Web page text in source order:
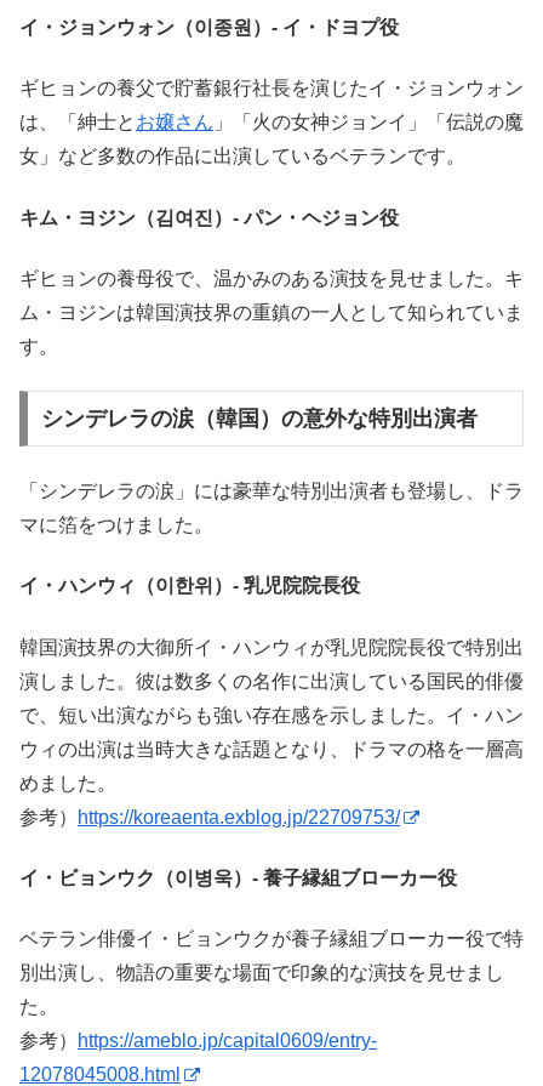
イ・ジョンウォン（이종원）- イ・ドヨプ役
ギヒョンの養父で貯蓄銀行社長を演じたイ・ジョンウォン
は、「紳士と お嬢さん 」「火の女神ジョンイ」「伝説の魔
女」など多数の作品に出演しているベテランです。
キム・ヨジン（김여진）- パン・ヘジョン役
ギヒョンの養母役で、温かみのある演技を見せました。キ
ム・ヨジンは韓国演技界の重鎮の一人として知られていま
す。
シンデレラの涙（韓国）の意外な特別出演者
「シンデレラの涙」には豪華な特別出演者も登場し、ドラ
マに箔をつけました。
イ・ハンウィ（이한위）- 乳児院院長役
韓国演技界の大御所イ・ハンウィが乳児院院長役で特別出
演しました。彼は数多くの名作に出演している国民的俳優
で、短い出演ながらも強い存在感を示しました。イ・ハン
ウィの出演は当時大きな話題となり、ドラマの格を一層高
めました。
参考）
https://koreaenta.exblog.jp/22709753/
イ・ビョンウク（이병욱）- 養子縁組ブローカー役
ベテラン俳優イ・ビョンウクが養子縁組ブローカー役で特
別出演し、物語の重要な場面で印象的な演技を見せまし
た。
参考）
https://ameblo.jp/capital0609/entry-
12078045008.html